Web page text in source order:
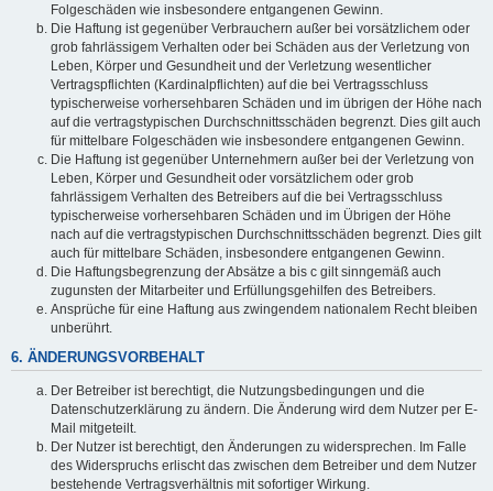
Folgeschäden wie insbesondere entgangenen Gewinn.
Die Haftung ist gegenüber Verbrauchern außer bei vorsätzlichem oder
grob fahrlässigem Verhalten oder bei Schäden aus der Verletzung von
Leben, Körper und Gesundheit und der Verletzung wesentlicher
Vertragspflichten (Kardinalpflichten) auf die bei Vertragsschluss
typischerweise vorhersehbaren Schäden und im übrigen der Höhe nach
auf die vertragstypischen Durchschnittsschäden begrenzt. Dies gilt auch
für mittelbare Folgeschäden wie insbesondere entgangenen Gewinn.
Die Haftung ist gegenüber Unternehmern außer bei der Verletzung von
Leben, Körper und Gesundheit oder vorsätzlichem oder grob
fahrlässigem Verhalten des Betreibers auf die bei Vertragsschluss
typischerweise vorhersehbaren Schäden und im Übrigen der Höhe
nach auf die vertragstypischen Durchschnittsschäden begrenzt. Dies gilt
auch für mittelbare Schäden, insbesondere entgangenen Gewinn.
Die Haftungsbegrenzung der Absätze a bis c gilt sinngemäß auch
zugunsten der Mitarbeiter und Erfüllungsgehilfen des Betreibers.
Ansprüche für eine Haftung aus zwingendem nationalem Recht bleiben
unberührt.
6. ÄNDERUNGSVORBEHALT
Der Betreiber ist berechtigt, die Nutzungsbedingungen und die
Datenschutzerklärung zu ändern. Die Änderung wird dem Nutzer per E-
Mail mitgeteilt.
Der Nutzer ist berechtigt, den Änderungen zu widersprechen. Im Falle
des Widerspruchs erlischt das zwischen dem Betreiber und dem Nutzer
bestehende Vertragsverhältnis mit sofortiger Wirkung.